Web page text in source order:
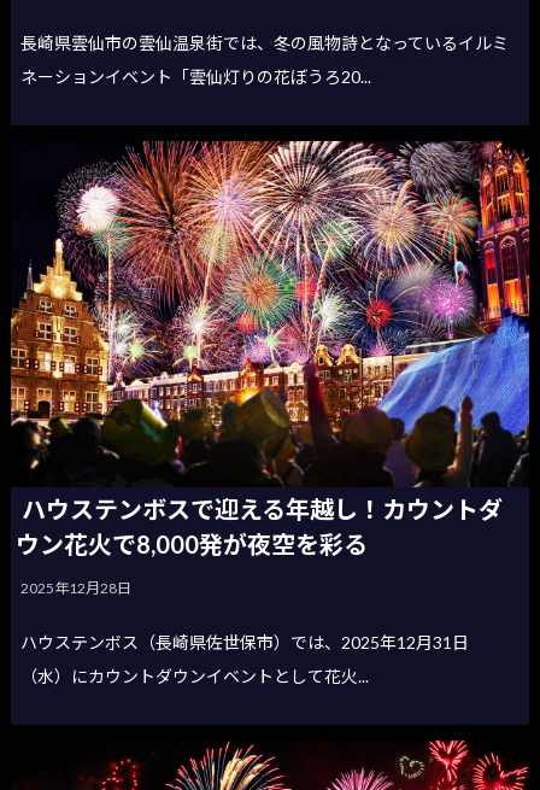
長崎県雲仙市の雲仙温泉街では、冬の風物詩となっているイルミ
ネーションイベント「雲仙灯りの花ぼうろ20...
ハウステンボスで迎える年越し！カウントダ
ウン花火で8,000発が夜空を彩る
2025年12月28日
ハウステンボス（長崎県佐世保市）では、2025年12月31日
（水）にカウントダウンイベントとして花火...